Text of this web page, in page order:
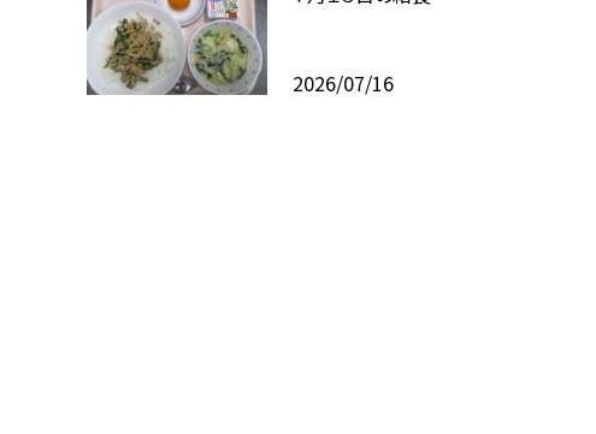
2026/07/16